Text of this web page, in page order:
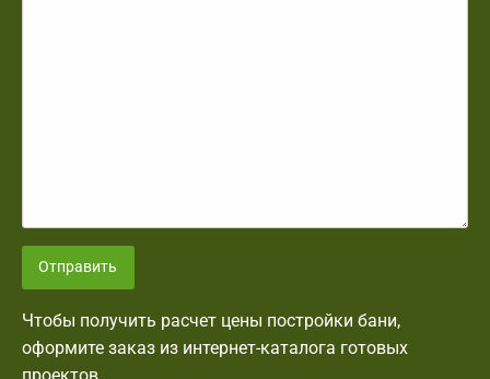
Отправить
Чтобы получить расчет цены постройки бани,
оформите заказ из интернет-каталога готовых